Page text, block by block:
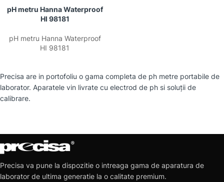
pH metru Hanna Waterproof
HI 98181
pH metru Hanna Waterproof
HI 98181
Precisa are in portofoliu o gama completa de ph metre portabile de
laborator. Aparatele vin livrate cu electrod de ph si soluții de
calibrare.
Precisa va pune la dispozitie o intreaga gama de aparatura de
laborator de ultima generatie la o calitate premium.